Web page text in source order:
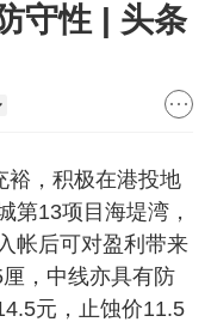
守性 | 头条
，积极在港投地
第13项目海堤湾，
帐后可对盈利带来
，中线亦具有防
元，止蚀价11.5